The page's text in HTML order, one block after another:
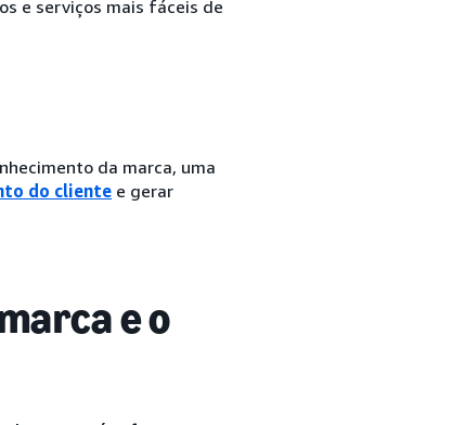
e serviços mais fáceis de
da marca, uma
do cliente e gerar
e o